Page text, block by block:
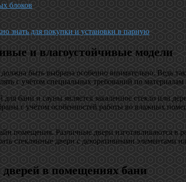
блоков
знать для покупки и установки в парную
и влагоустойчивые модели
быть выбрана особенно внимательно. Ведь
с учётом специальных требований по
бани и сауны является закаленное стекло или
с учётом особенностей работы во влажных
помещения. Различные двери изготавливаются в
стеклянные двери с декоративными элементами
в помещениях бани